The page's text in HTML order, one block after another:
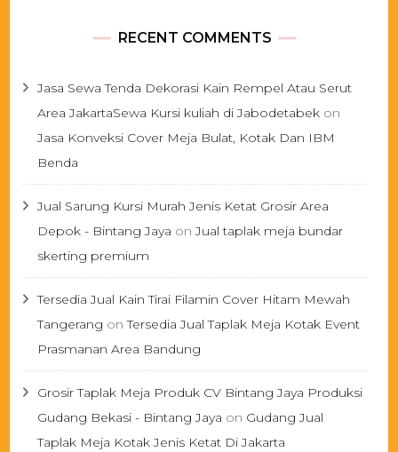
RECENT COMMENTS
Jasa Sewa Tenda Dekorasi Kain Rempel Atau Serut
Area JakartaSewa Kursi kuliah di Jabodetabek on
Jasa Konveksi Cover Meja Bulat, Kotak Dan IBM
Benda
Jual Sarung Kursi Murah Jenis Ketat Grosir Area
Depok - Bintang Jaya onJual taplak meja bundar
skerting premium
Tersedia Jual Kain Tirai Filamin Cover Hitam Mewah
Tangerang onTersedia Jual Taplak Meja Kotak Event
Prasmanan Area Bandung
Grosir Taplak Meja Produk CV Bintang Jaya Produksi
Gudang Bekasi - Bintang Jaya on Gudang Jual
Taplak Meja Kotak Jenis Ketat Di Jakarta